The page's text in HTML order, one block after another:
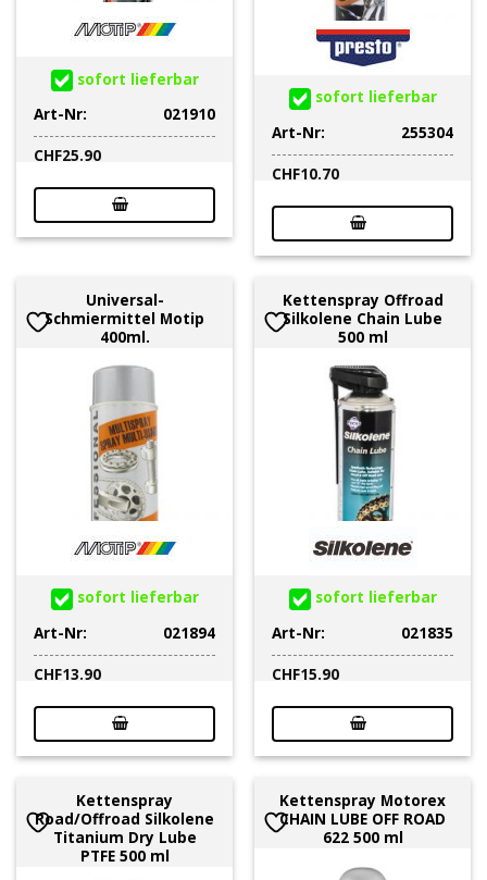
sofort lieferbar
Art-Nr:
021910
CHF25.90
sofort lieferbar
Art-Nr:
255304
CHF10.70
Universal-
Schmiermittel Motip
400ml.
sofort lieferbar
Art-Nr:
021894
CHF13.90
Kettenspray Offroad
Silkolene Chain Lube
500 ml
sofort lieferbar
Art-Nr:
021835
CHF15.90
Kettenspray
Road/Offroad Silkolene
Titanium Dry Lube
PTFE 500 ml
Kettenspray Motorex
CHAIN LUBE OFF ROAD
622 500 ml